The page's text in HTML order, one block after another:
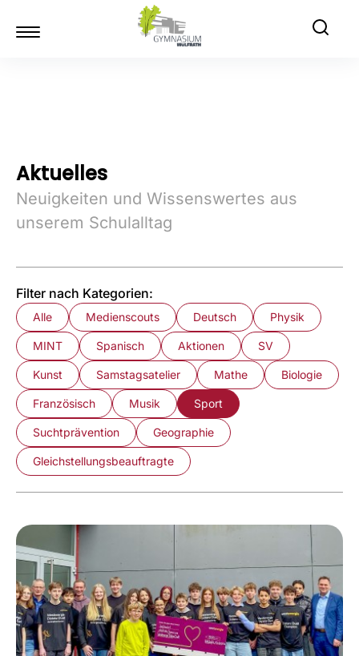
Aktuelles
Neuigkeiten und Wissenswertes aus
unserem Schulalltag
Filter nach Kategorien:
Alle Medienscouts Deutsch Physik
MINT Spanisch Aktionen SV
Kunst Samstagsatelier Mathe Biologie
Französisch Musik Sport
Suchtprävention Geographie
Gleichstellungsbeauftragte